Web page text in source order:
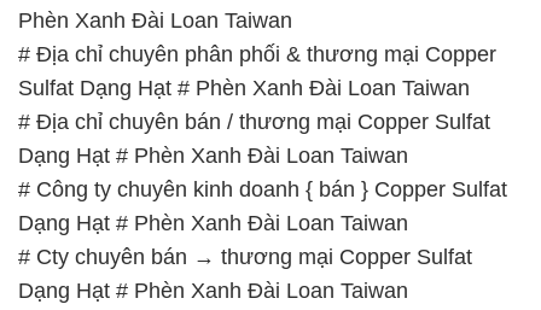
Phèn Xanh Đài Loan Taiwan
# Địa chỉ chuyên phân phối & thương mại Copper
Sulfat Dạng Hạt # Phèn Xanh Đài Loan Taiwan
# Địa chỉ chuyên bán / thương mại Copper Sulfat
Dạng Hạt # Phèn Xanh Đài Loan Taiwan
# Công ty chuyên kinh doanh { bán } Copper Sulfat
Dạng Hạt # Phèn Xanh Đài Loan Taiwan
# Cty chuyên bán → thương mại Copper Sulfat
Dạng Hạt # Phèn Xanh Đài Loan Taiwan